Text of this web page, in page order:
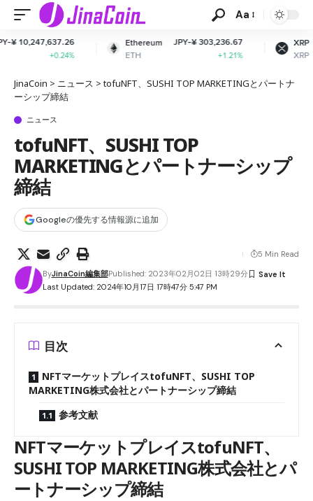
Aa
Ethereum
ETH
JPY-¥ 303,236.67
XRP
XRP
JPY-¥ 165.68
-1.99%
JinaCoin > ニュース >tofuNFT、SUSHI TOP MARKETINGとパートナ
ーシップ締結
ニュース
tofuNFT、SUSHI TOP
MARKETINGとパートナーシップ
締結
Googleの優先する情報源に追加
Last Updated: 2024年10月17日 17時47分 5:47 PM
ByJinaCoin編集部Published: 2023年02月02日 13時29分
5 Min Read
目次
NFTマーケットプレイスtofuNFT、SUSHI TOP
MARKETING株式会社とパートナーシップ締結
参考文献
NFTマーケットプレイスtofuNFT、
SUSHI TOP MARKETING株式会社とパ
ートナーシップ締結